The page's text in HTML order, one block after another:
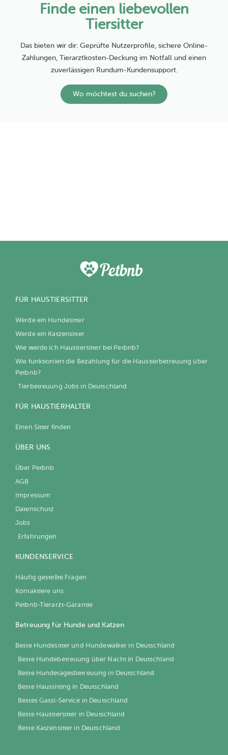
Finde einen liebevollen
Tiersitter
Das bieten wir dir: Geprüfte Nutzerprofile, sichere Online-
Zahlungen, Tierarztkosten-Deckung im Notfall und einen
zuverlässigen Rundum-Kundensupport.
Wo möchtest du suchen?
FÜR HAUSTIERSITTER
Werde ein Hundesitter
Werde ein Katzensitter
Wie werde ich Haustiersitter bei Petbnb?
Wie funktioniert die Bezahlung für die Haustierbetreuung über
Petbnb?
Tierbetreuung Jobs in Deutschland
FÜR HAUSTIERHALTER
Einen Sitter finden
ÜBER UNS
Über Petbnb
AGB
Impressum
Datenschutz
Jobs
Erfahrungen
KUNDENSERVICE
Häufig gestellte Fragen
Kontaktiere uns
Petbnb-Tierarzt-Garantie
Betreuung für Hunde und Katzen
Beste Hundesitter und Hundewalker in Deutschland
Beste Hundebetreuung über Nacht in Deutschland
Beste Hundetagesbetreuung in Deutschland
Beste Haussitting in Deutschland
Bestes Gassi-Service in Deutschland
Beste Haustiersitter in Deutschland
Beste Katzensitter in Deutschland